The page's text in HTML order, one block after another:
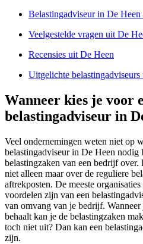
Belastingadviseur in De
Veelgestelde vragen uit De
Recensies uit De Heen
Uitgelichte
Wanneer kies je voor
belastingadviseur in
Veel ondernemingen weten niet op
belastingadviseur in De Heen nodig
belastingzaken van een bedrijf
niet alleen maar over de reguliere
aftrekposten. De meeste
voordelen zijn van een
van omvang van je bedrijf.
behaalt kan je de belastingzaken
toch niet uit? Dan kan een
zijn.